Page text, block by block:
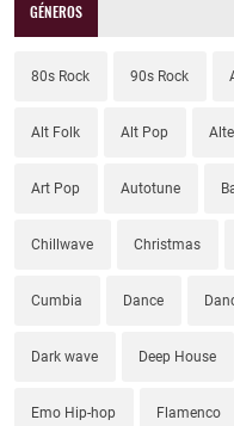
GÉNEROS
80s Rock 90s Rock
Alt Folk Alt Pop
Art Pop Autotune
Chillwave Christmas
Cumbia Dance
Dark wave Deep House
Emo Hip-hop Flamenco